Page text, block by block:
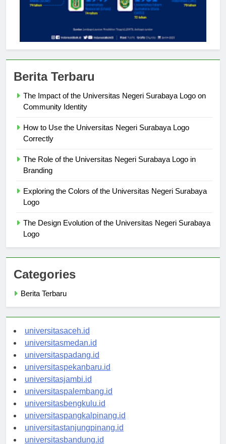
The Impact of the Universitas Negeri Surabaya Logo on
How to Use the Universitas Negeri Surabaya Logo
The Role of the Universitas Negeri Surabaya Logo in
Exploring the Colors of the Universitas Negeri Surabaya
The Design Evolution of the Universitas Negeri Surabaya
Categories
universitasaceh.id
universitasmedan.id
universitaspadang.id
universitaspekanbaru.id
universitasjambi.id
universitaspalembang.id
universitasbengkulu.id
universitaspangkalpinang.id
universitastanjungpinang.id